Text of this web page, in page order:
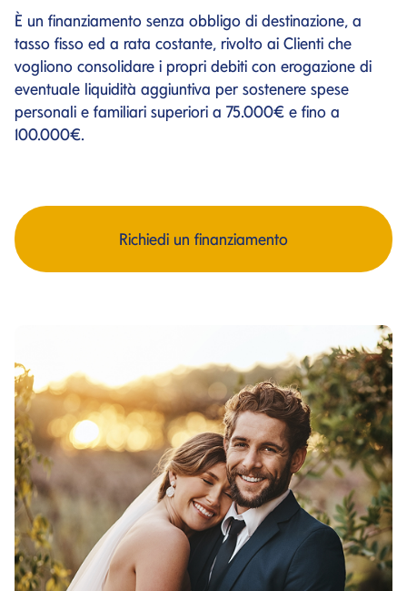
È un finanziamento senza obbligo di destinazione, a
tasso fisso ed a rata costante, rivolto ai Clienti che
vogliono consolidare i propri debiti con erogazione di
eventuale liquidità aggiuntiva per sostenere spese
personali e familiari superiori a 75.000€ e fino a
100.000€.
Richiedi un finanziamento